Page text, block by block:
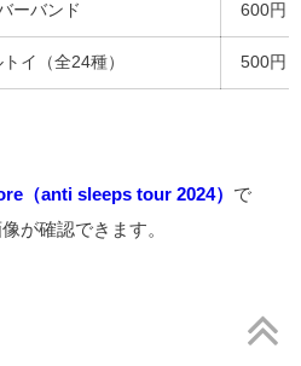
ーバンド 600円
イ（全24種） 500円
（anti sleeps tour 2024） で
が確認できます。